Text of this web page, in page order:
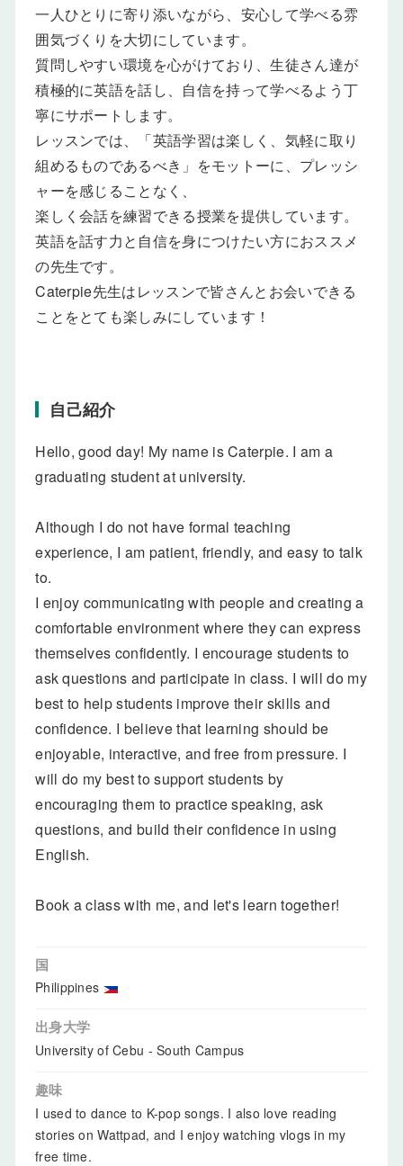
一人ひとりに寄り添いながら、安心して学べる雰
囲気づくりを大切にしています。
質問しやすい環境を心がけており、生徒さん達が
積極的に英語を話し、自信を持って学べるよう丁
寧にサポートします。
レッスンでは、「英語学習は楽しく、気軽に取り
組めるものであるべき」をモットーに、プレッシ
ャーを感じることなく、
楽しく会話を練習できる授業を提供しています。
英語を話す力と自信を身につけたい方におススメ
の先生です。
Caterpie先生はレッスンで皆さんとお会いできる
ことをとても楽しみにしています！
自己紹介
Hello, good day! My name is Caterpie. I am a
graduating student at university.
Although I do not have formal teaching
experience, I am patient, friendly, and easy to talk
to.
I enjoy communicating with people and creating a
comfortable environment where they can express
themselves confidently. I encourage students to
ask questions and participate in class. I will do my
best to help students improve their skills and
confidence. I believe that learning should be
enjoyable, interactive, and free from pressure. I
will do my best to support students by
encouraging them to practice speaking, ask
questions, and build their confidence in using
English.
Book a class with me, and let's learn together!
国
Philippines
出身大学
University of Cebu - South Campus
趣味
I used to dance to K-pop songs. I also love reading
stories on Wattpad, and I enjoy watching vlogs in my
free time.